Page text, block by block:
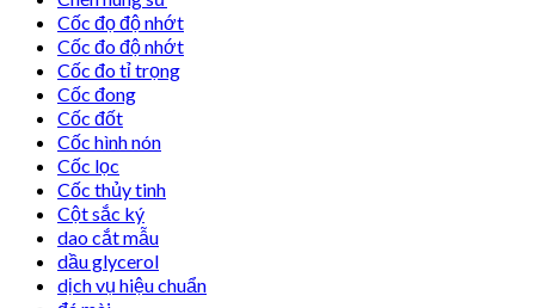
Cốc đọ độ nhớt
Cốc đo độ nhớt
Cốc đo tỉ trọng
Cốc đong
Cốc đốt
Cốc hình nón
Cốc lọc
Cốc thủy tinh
Cột sắc ký
dao cắt mẫu
dầu glycerol
dịch vụ hiệu chuẩn